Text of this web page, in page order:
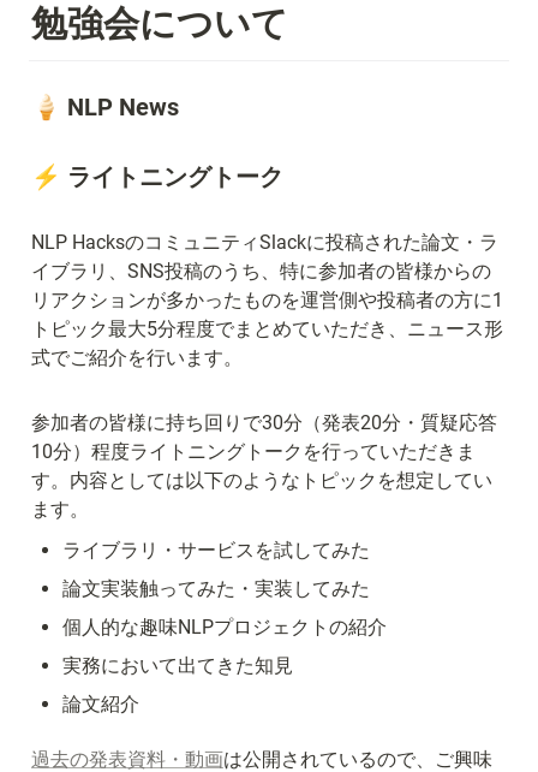
勉強会について
🍦 NLP News
⚡ ライトニングトーク
NLP HacksのコミュニティSlackに投稿された論文・ラ
イブラリ、SNS投稿のうち、特に参加者の皆様からの
リアクションが多かったものを運営側や投稿者の方に1
トピック最大5分程度でまとめていただき、ニュース形
式でご紹介を行います。
参加者の皆様に持ち回りで30分（発表20分・質疑応答
10分）程度ライトニングトークを行っていただきま
す。内容としては以下のようなトピックを想定してい
ます。
ライブラリ・サービスを試してみた
論文実装触ってみた・実装してみた
個人的な趣味NLPプロジェクトの紹介
実務において出てきた知見
論文紹介
過去の発表資料・動画は公開されているので、ご興味